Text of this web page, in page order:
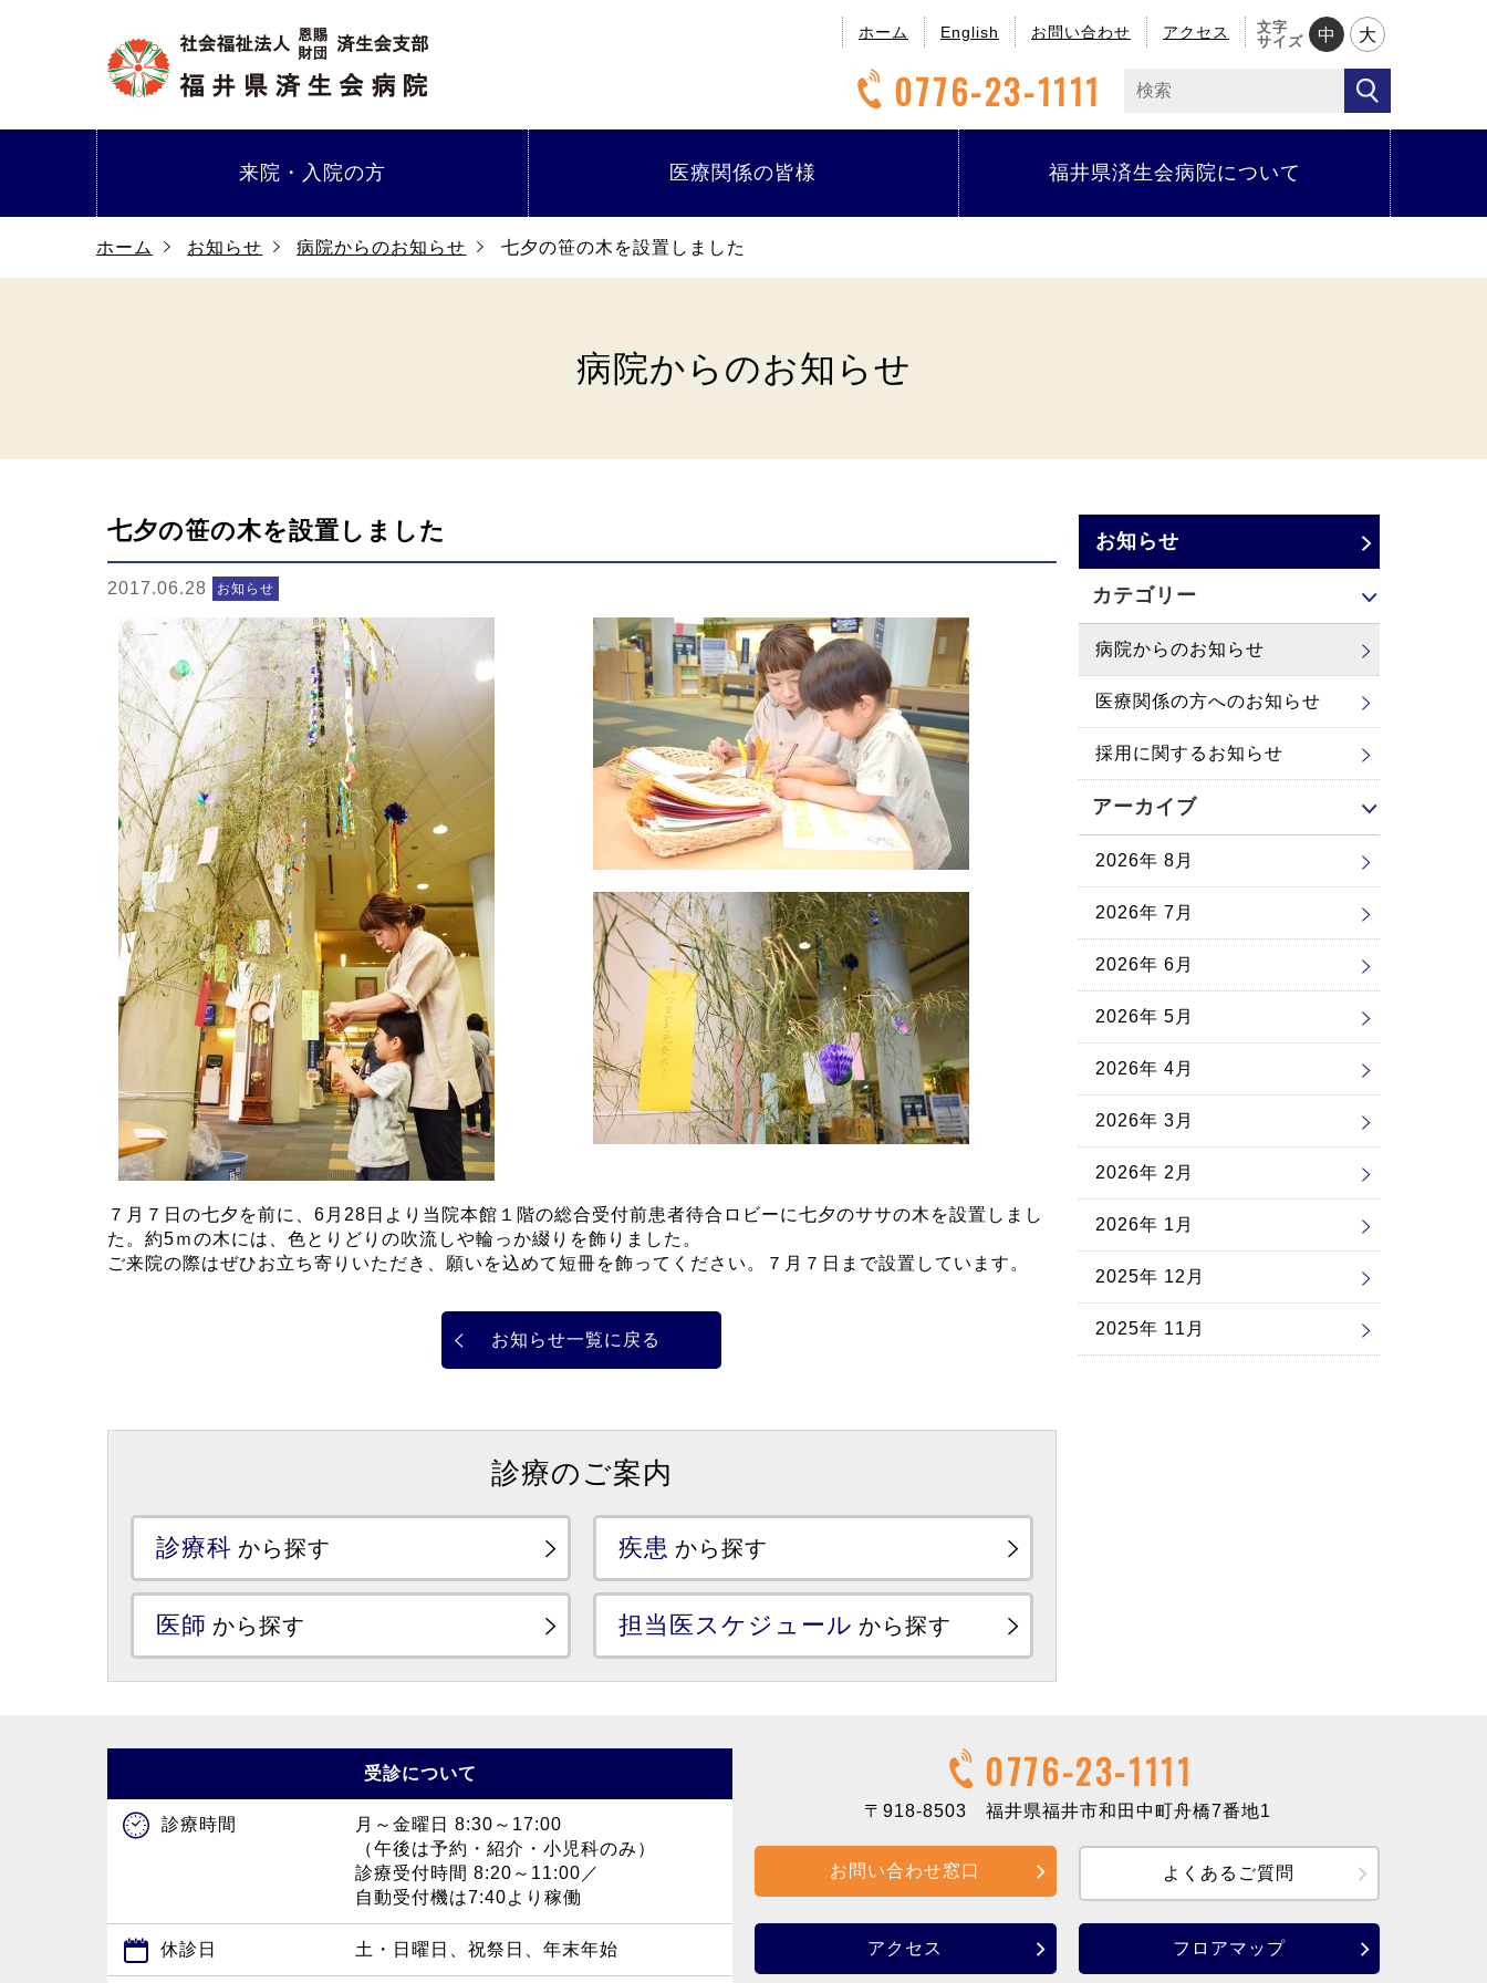
ホーム English お問い合わせ アクセス
文字
サイズ
中 大
0776-23-1111
来院・ 入院の方 医療関係の皆様 福井県済生会病院について
ホーム お知らせ 病院からのお知らせ 七夕の笹の木を設置しました
病院からのお知らせ
七夕の笹の木を設置しました
2017.06.28 お知らせ
７月７日の七夕を前に、6月28日より当院本館１階の総合受付前患者待合ロビーに七夕のササの木を設置しまし
た。約5ｍの木には、色とりどりの吹流しや輪っか綴りを飾りました。
ご来院の際はぜひお立ち寄りいただき、願いを込めて短冊を飾ってください。７月７日まで設置しています。
お知らせ一覧に戻る
診療のご案内
診療科 から探す 疾患 から探す
医師 から探す 担当医スケジュール から探す
お知らせ
カテゴリー
病院からのお知らせ
医療関係の方へのお知らせ
採用に関するお知らせ
アーカイブ
2026年 8月
2026年 7月
2026年 6月
2026年 5月
2026年 4月
2026年 3月
2026年 2月
2026年 1月
2025年 12月
2025年 11月
受診について
診療時間
月～金曜日 8:30～17:00
（午後は予約・紹介・小児科のみ）
診療受付時間 8:20～11:00／
自動受付機は7:40より稼働
休診日 土・日曜日、祝祭日、年末年始
0776-23-1111
〒918-8503 福井県福井市和田中町舟橋7番地1
お問い合わせ窓口 よくあるご質問
アクセス フロアマップ